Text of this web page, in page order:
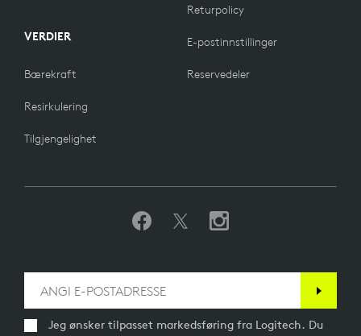
VERDIER
Bærekraft
Resirkulering
Tilgjengelighet
Returpolicy
E-postinnstillinger
Reservedeler
Jeg ønsker tilpasset markedsføring fra Logitech. Du